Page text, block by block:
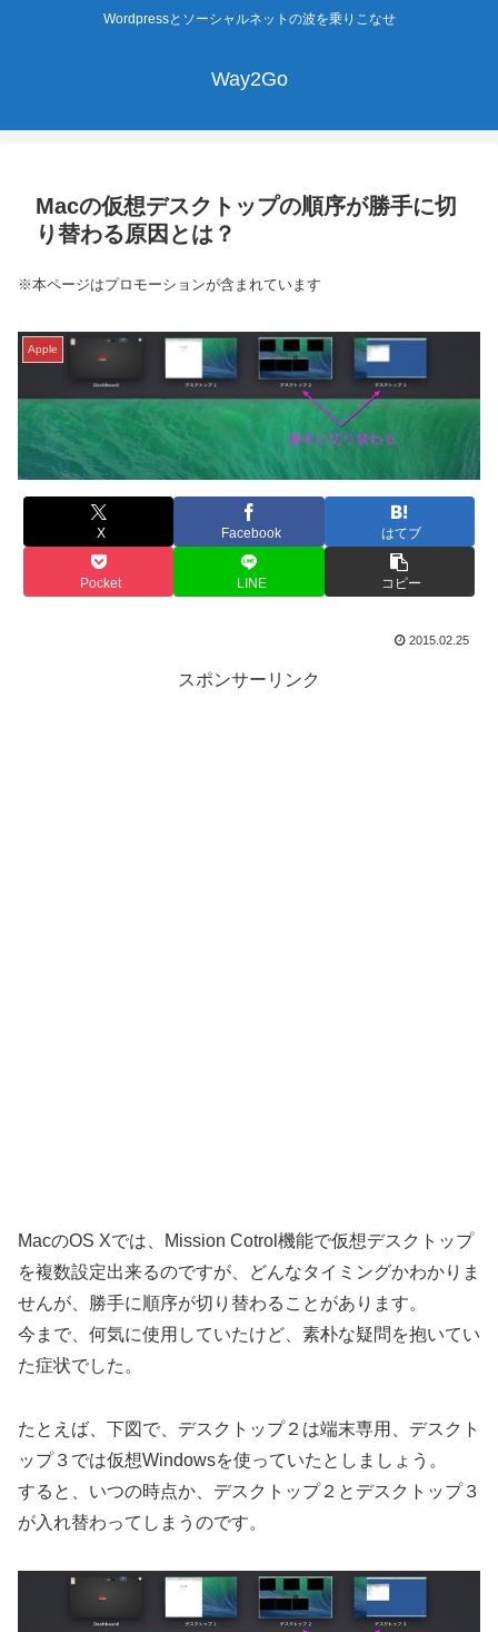
Wordpressとソーシャルネットの波を乗りこなせ
Way2Go
Macの仮想デスクトップの順序が勝手に切
り替わる原因とは？
※本ページはプロモーションが含まれています
Apple
X Facebook はてブ
Pocket LINE コピー
2015.02.25
スポンサーリンク
MacのOS Xでは、Mission Cotrol機能で仮想デスクトップ
を複数設定出来るのですが、どんなタイミングかわかりま
せんが、勝手に順序が切り替わることがあります。
今まで、何気に使用していたけど、素朴な疑問を抱いてい
た症状でした。
たとえば、下図で、デスクトップ２は端末専用、デスクト
ップ３では仮想Windowsを使っていたとしましょう。
すると、いつの時点か、デスクトップ２とデスクトップ３
が入れ替わってしまうのです。